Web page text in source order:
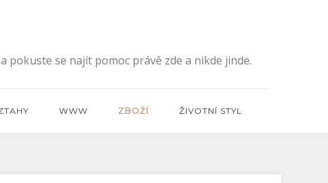
se najít pomoc právě zde a nikde jinde.
WWW ZBOŽÍ ŽIVOTNÍ STYL